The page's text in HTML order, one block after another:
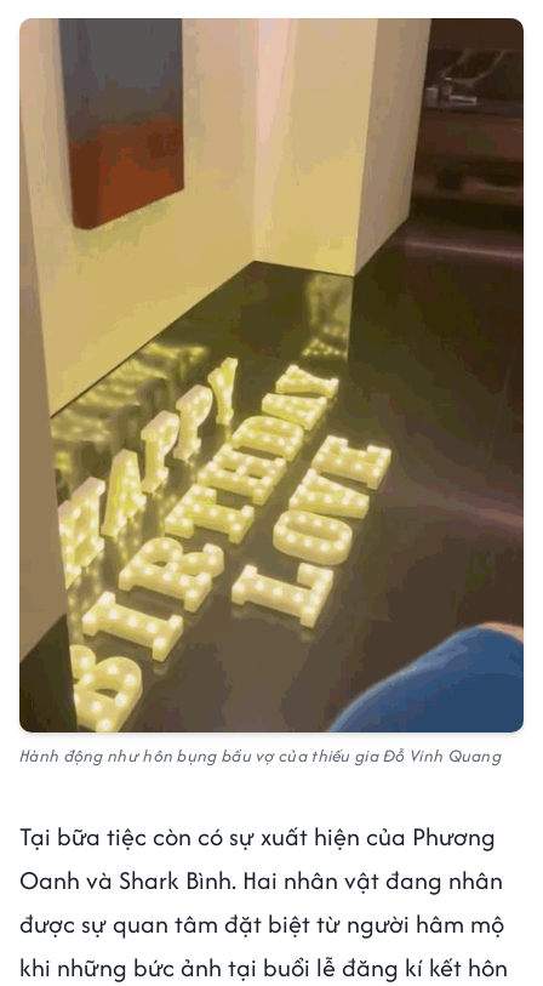
Hành động như hôn bụng bầu vợ của thiếu gia Đỗ Vinh Quang
Tại bữa tiệc còn có sự xuất hiện của Phương
Oanh và Shark Bình. Hai nhân vật đang nhân
được sự quan tâm đặt biệt từ người hâm mộ
khi những bức ảnh tại buổi lễ đăng kí kết hôn